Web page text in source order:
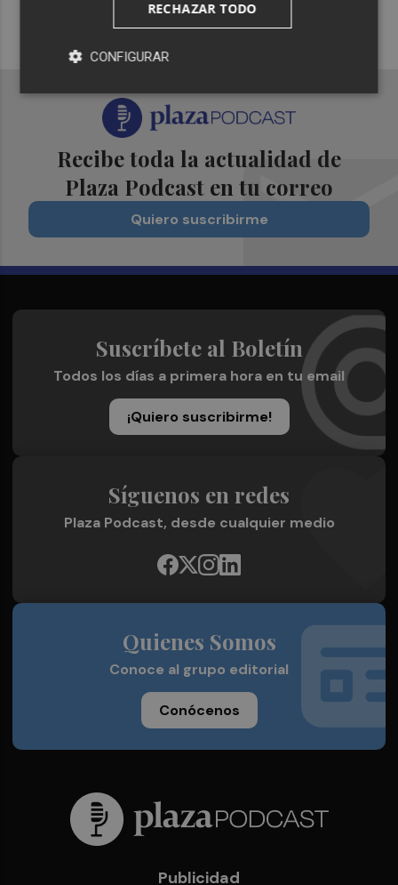
¡Quiero suscribirme!
Recibe toda la actualidad de
Plaza Podcast en tu correo
Quiero suscribirme
Suscríbete al Boletín
Todos los días a primera hora en tu email
¡Quiero suscribirme!
Síguenos en redes
Plaza Podcast, desde cualquier medio
Quienes Somos
Conoce al grupo editorial
Conócenos
Publicidad
RECHAZAR TODO
CONFIGURAR